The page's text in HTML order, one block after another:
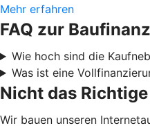
Mehr erfahren
FAQ zur
Wie hoch sind die
Was ist eine
Nicht das
Wir bauen unseren